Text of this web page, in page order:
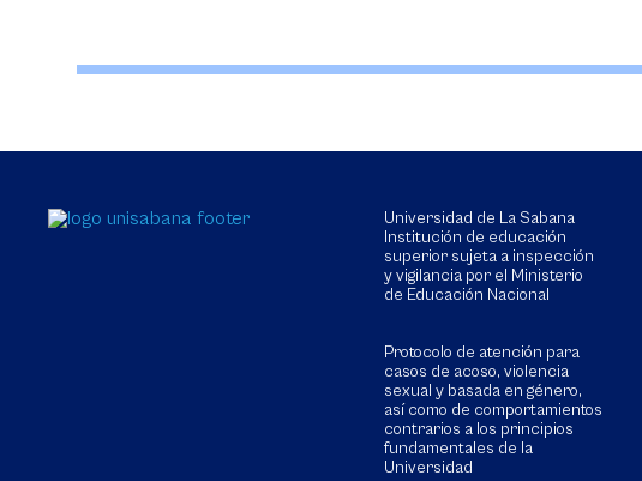
Universidad de La Sabana
Institución de educación
superior sujeta a inspección
y vigilancia por el Ministerio
de Educación Nacional
Protocolo de atención para
casos de acoso, violencia
sexual y basada en género,
así como de comportamientos
contrarios a los principios
fundamentales de la
Universidad